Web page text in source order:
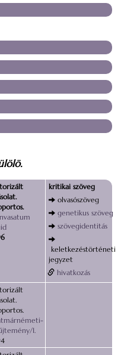
kritikai szöveg
olvasószöveg
genetikus szöveg
szövegidentitás
keletkezéstörténeti
jegyzet
hivatkozás
I.